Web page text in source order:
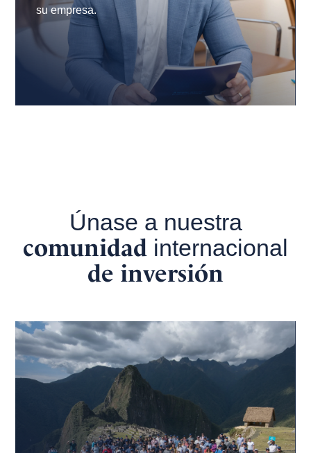
su empresa.
Únase a nuestra
comunidad internacional
de inversión